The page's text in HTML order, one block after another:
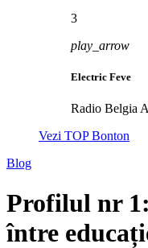
3
play_arrow
Electric Feve
Radio Belgia
Vezi TOP Bonton
Blog
Profilul nr
între